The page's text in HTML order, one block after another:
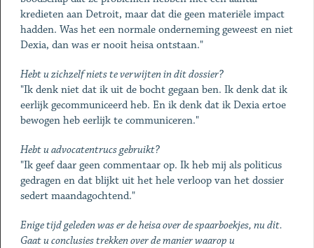
kredieten aan Detroit, maar dat die geen materiële impact
hadden. Was het een normale onderneming geweest en niet
Dexia, dan was er nooit heisa ontstaan."
Hebt u zichzelf niets te verwijten in dit dossier?
"Ik denk niet dat ik uit de bocht gegaan ben. Ik denk dat ik
eerlijk gecommuniceerd heb. En ik denk dat ik Dexia ertoe
bewogen heb eerlijk te communiceren."
Hebt u advocatentrucs gebruikt?
"Ik geef daar geen commentaar op. Ik heb mij als politicus
gedragen en dat blijkt uit het hele verloop van het dossier
sedert maandagochtend."
Enige tijd geleden was er de heisa over de spaarboekjes, nu dit.
Gaat u conclusies trekken over de manier waarop u